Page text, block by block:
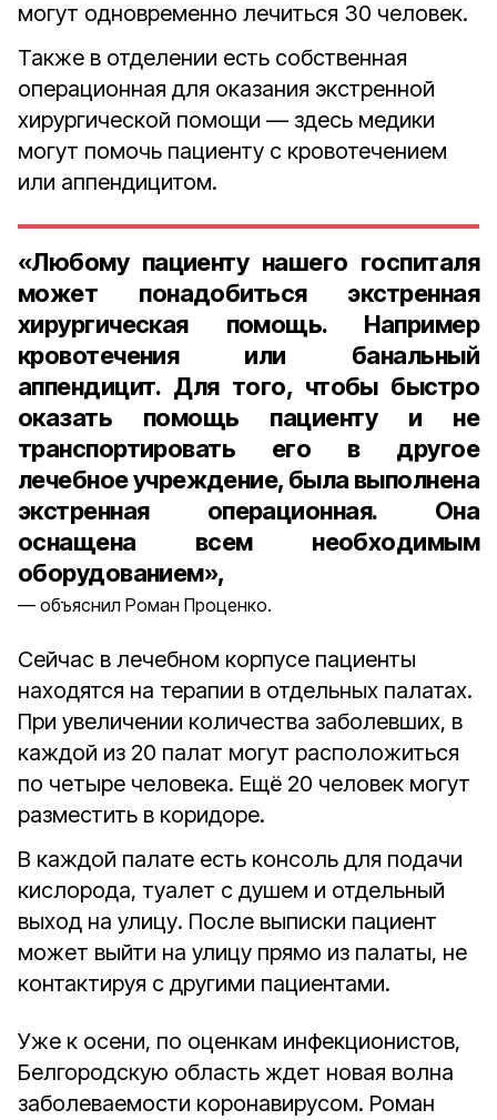
могут одновременно лечиться 30 человек.
Также в отделении есть собственная
операционная для оказания экстренной
хирургической помощи — здесь медики
могут помочь пациенту с кровотечением
или аппендицитом.
«Любому пациенту нашего госпиталя
может понадобиться экстренная
хирургическая помощь. Например
кровотечения или банальный
аппендицит. Для того, чтобы быстро
оказать помощь пациенту и не
транспортировать его в другое
лечебное учреждение, была выполнена
экстренная операционная. Она
оснащена всем необходимым
оборудованием»,
объяснил Роман Проценко.
Сейчас в лечебном корпусе пациенты
находятся на терапии в отдельных палатах.
При увеличении количества заболевших, в
каждой из 20 палат могут расположиться
по четыре человека. Ещё 20 человек могут
разместить в коридоре.
В каждой палате есть консоль для подачи
кислорода, туалет с душем и отдельный
выход на улицу. После выписки пациент
может выйти на улицу прямо из палаты, не
контактируя с другими пациентами.
Уже к осени, по оценкам инфекционистов,
Белгородскую область ждет новая волна
заболеваемости коронавирусом. Роман